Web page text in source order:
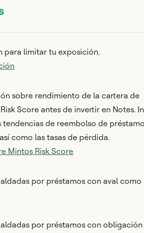
para limitar tu exposición.
sobre rendimiento de la cartera de
Score antes de invertir en Notes.
de reembolso de
como las tasas de pérdida.
Mintos Risk Score
por préstamos con aval como
por préstamos con